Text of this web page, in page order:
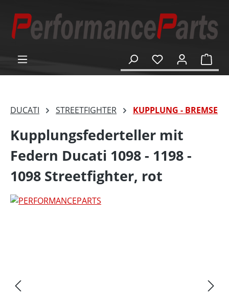
springen
DUCATI STREETFIGHTER KUPPLUNG - BREMSE
Kupplungsfederteller mit
Federn Ducati 1098 - 1198 -
1098 Streetfighter, rot